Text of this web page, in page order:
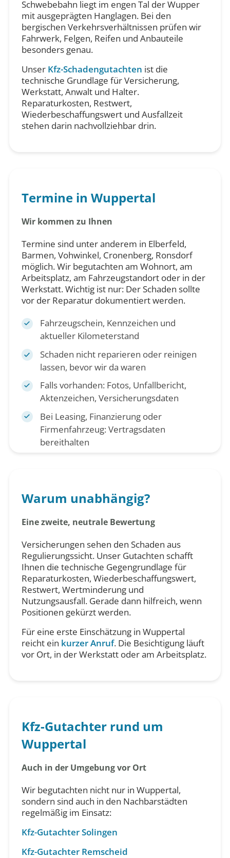
Schwebebahn liegt im engen Tal der Wupper
mit ausgeprägten Hanglagen. Bei den
bergischen Verkehrsverhältnissen prüfen wir
Fahrwerk, Felgen, Reifen und Anbauteile
besonders genau.
Unser Kfz-Schadengutachten ist die
technische Grundlage für Versicherung,
Werkstatt, Anwalt und Halter.
Reparaturkosten, Restwert,
Wiederbeschaffungswert und Ausfallzeit
stehen darin nachvollziehbar drin.
Termine in Wuppertal
Wir kommen zu Ihnen
Termine sind unter anderem in Elberfeld,
Barmen, Vohwinkel, Cronenberg, Ronsdorf
möglich. Wir begutachten am Wohnort, am
Arbeitsplatz, am Fahrzeugstandort oder in der
Werkstatt. Wichtig ist nur: Der Schaden sollte
vor der Reparatur dokumentiert werden.
Fahrzeugschein, Kennzeichen und
aktueller Kilometerstand
Schaden nicht reparieren oder reinigen
lassen, bevor wir da waren
Falls vorhanden: Fotos, Unfallbericht,
Aktenzeichen, Versicherungsdaten
Bei Leasing, Finanzierung oder
Firmenfahrzeug: Vertragsdaten
bereithalten
Warum unabhängig?
Eine zweite, neutrale Bewertung
Versicherungen sehen den Schaden aus
Regulierungssicht. Unser Gutachten schafft
Ihnen die technische Gegengrundlage für
Reparaturkosten, Wiederbeschaffungswert,
Restwert, Wertminderung und
Nutzungsausfall. Gerade dann hilfreich, wenn
Positionen gekürzt werden.
Für eine erste Einschätzung in Wuppertal
reicht ein kurzer Anruf. Die Besichtigung läuft
vor Ort, in der Werkstatt oder am Arbeitsplatz.
Kfz-Gutachter rund um
Wuppertal
Auch in der Umgebung vor Ort
Wir begutachten nicht nur in Wuppertal,
sondern sind auch in den Nachbarstädten
regelmäßig im Einsatz:
Kfz-Gutachter Solingen
Kfz-Gutachter Remscheid